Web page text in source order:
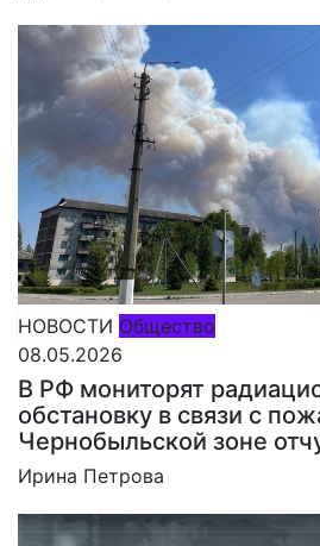
НОВОСТИ Общество
08.05.2026
В РФ мониторят
обстановку в связи с
Чернобыльской зоне
Ирина Петрова